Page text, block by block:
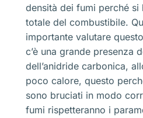
densità dei fumi perché si
totale del combustibile.
importante valutare
c’è una grande presenza
dell’anidride carbonica,
poco calore, questo
sono bruciati in modo
fumi rispetteranno i